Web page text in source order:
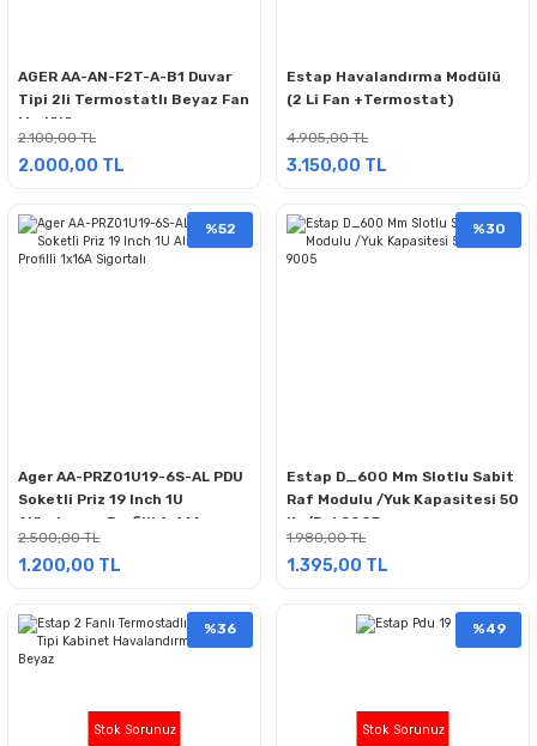
AGER AA-AN-F2T-A-B1 Duvar
Tipi 2li Termostatlı Beyaz Fan
Modülü
2.100,00 TL
2.000,00 TL
Estap Havalandırma Modülü
(2 Li Fan +Termostat)
4.905,00 TL
3.150,00 TL
%52
Ager AA-PRZ01U19-6S-AL PDU
Soketli Priz 19 Inch 1U
Alüminyum Profilli 1x16A
Sigortalı
2.500,00 TL
1.200,00 TL
%30
Estap D_600 Mm Slotlu Sabit
Raf Modulu /Yuk Kapasitesi 50
Kg/Ral 9005
1.980,00 TL
1.395,00 TL
Stok Sorunuz
%36
Stok Sorunuz
%49